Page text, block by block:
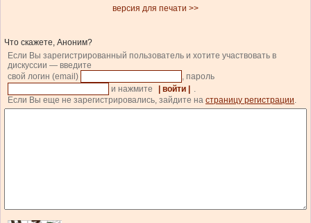
версия для печати >>
Что скажете, Аноним?
Если Вы зарегистрированный пользователь и хотите участвовать в
дискуссии — введите
свой логин (email)
, пароль
и нажмите
| войти |
.
Если Вы еще не зарегистрировались, зайдите на страницу регистрации.